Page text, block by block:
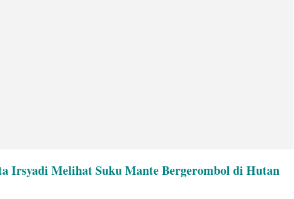
Irsyadi Melihat Suku Mante Bergerombol di Hutan